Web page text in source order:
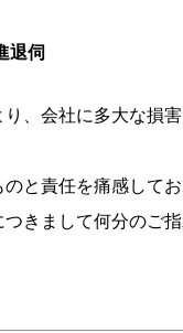
退伺
、会社に多大な損
と責任を痛感して
きまして何分のご